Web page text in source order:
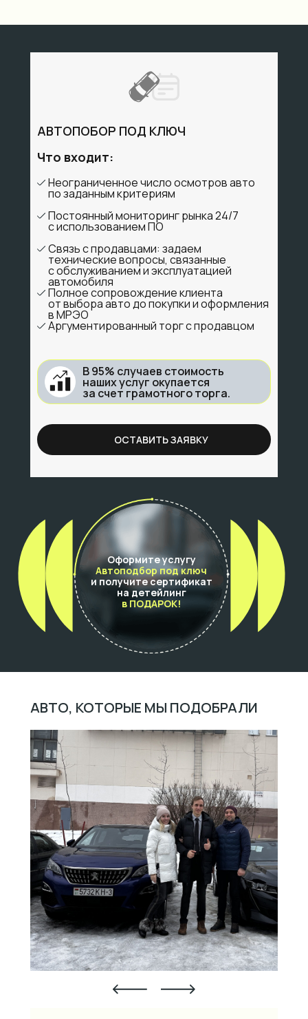
Неограниченное число осмотров авто
по заданным критериям
ОСТАВИТЬ ЗАЯВКУ
Связь с продавцами: задаем
технические вопросы, связанные
с обслуживанием и эксплуатацией
автомобиля
Полное сопровождение клиента
от выбора авто до покупки и оформления
в МРЭО
Аргументированный торг с продавцом
Постоянный мониторинг рынка 24/7
с использованием ПО
Что входит:
АВТОПОБОР ПОД КЛЮЧ
Оформите услугу
Автоподбор под ключ
и получите сертификат
на детейлинг
в ПОДАРОК!
В 95% случаев стоимость
наших услуг окупается
за счет грамотного торга.
АВТО, КОТОРЫЕ МЫ ПОДОБРАЛИ